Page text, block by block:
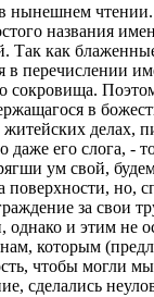
нынешнем
названия
Так как
перечислении
сокровища.
в
даже его
ум свой,
за
и этим не
которым
чтобы могли
сделались